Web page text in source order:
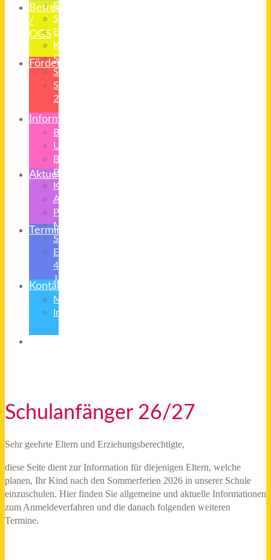
Erziehung
Schulsozialarbeit
Elternvertreter
Kooperationspartner
Starterklasse
Schulradio
Schulanfänger
26/27
Betreuung
/
OGS
Förderverein
Informationen
Bilder
Unterrichtszeiten
Buszeiten
Beurlaubung
Krankmeldung
Anmeldung
Praktika
Medienerziehung
Schulradio
Eltern
4-
Jährige
Aktuelles
Termine
Kontakt
Mitarbeiter
Impressum/Datenschutz
Schulanfänger 26/27
Sehr geehrte Eltern und Erziehungsberechtigte,
diese Seite dient zur Information für diejenigen Eltern, welche
planen, Ihr Kind nach den Sommerferien 2026 in unserer Schule
einzuschulen. Hier finden Sie allgemeine und aktuelle Informationen
zum Anmeldeverfahren und die danach folgenden weiteren
Termine.